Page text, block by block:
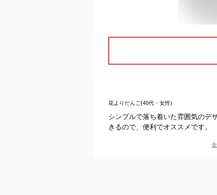
花よりだんご(40代・女性)
シンプルで落ち着いた雰囲気のデ
きるので、便利でオススメです。